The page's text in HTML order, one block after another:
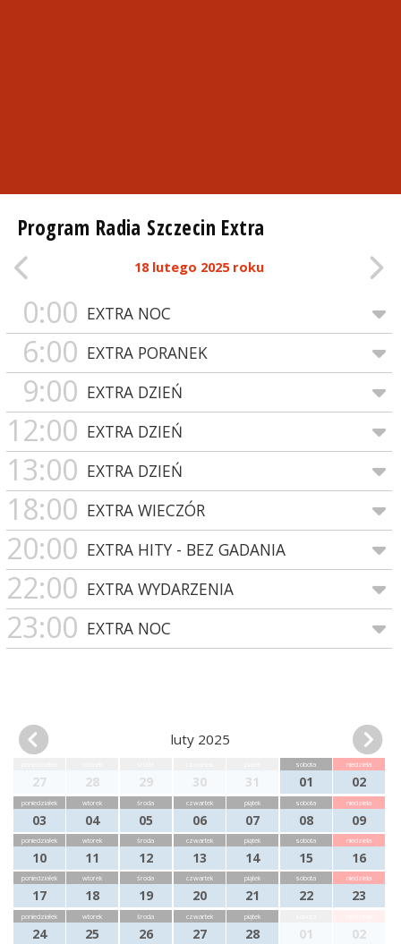
Program Radia Szczecin Extra
18 lutego 2025 roku
0:00 EXTRA NOC
6:00 EXTRA PORANEK
9:00 EXTRA DZIEŃ
12:00 EXTRA DZIEŃ
13:00 EXTRA DZIEŃ
18:00 EXTRA WIECZÓR
20:00 EXTRA HITY - BEZ GADANIA
22:00 EXTRA WYDARZENIA
23:00 EXTRA NOC
luty 2025
27 28 29 30 31
sobota
01
niedziela
02
poniedziałek
03
wtorek
04
środa
05
czwartek
06
piątek
07
sobota
08
niedziela
09
poniedziałek
10
wtorek
11
środa
12
czwartek
13
piątek
14
sobota
15
niedziela
16
poniedziałek
17
wtorek
18
środa
19
czwartek
20
piątek
21
sobota
22
niedziela
23
poniedziałek
24
wtorek
25
środa
26
czwartek
27
piątek
28 01 02